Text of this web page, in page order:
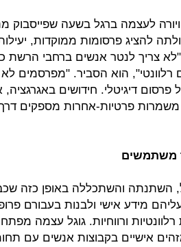
לעצמה ברגל בשעה
להציג פרסומות ממוקדות, יעילות
"לא צריך לנטר אנשים ברחבי הרשת
הוא הסביר. "מפרסמים לא
דיגיטלי. חידושים באגרגציה,
משמרות פרטיות-אחרות מספקים
משתמשים
השתנתה והשתכללה באופן כזה
מידע אישי ולבנות בעבורם
ורווחיות. גוגל עצמה
אישיים בקבוצות אנשים עם